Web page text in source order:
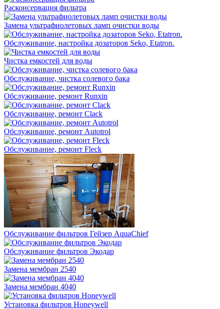
Расконсервация фильтра
Замена ультрафиолетовых ламп очистки воды
Обслуживание, настройка дозаторов Seko, Etatron.
Чистка емкостей для воды
Обслуживание, чистка солевого бака
Обслуживание, ремонт Runxin
Обслуживание, ремонт Clack
Обслуживание, ремонт Autotrol
Обслуживание, ремонт Fleck
Обслуживание фильтров Гейзер AquaChief
Обслуживание фильтров Экодар
Замена мембран 2540
Замена мембран 4040
Установка фильтров Honeywell